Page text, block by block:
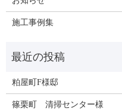
施工事例集
粕屋町F様邸
篠栗町 清掃センター様